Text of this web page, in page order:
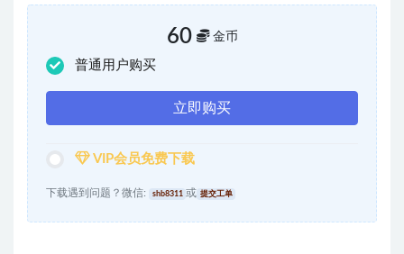
60 金币
普通用户购买
立即购买
VIP会员免费下载
下载遇到问题？微信: shb8311 或 提交工单